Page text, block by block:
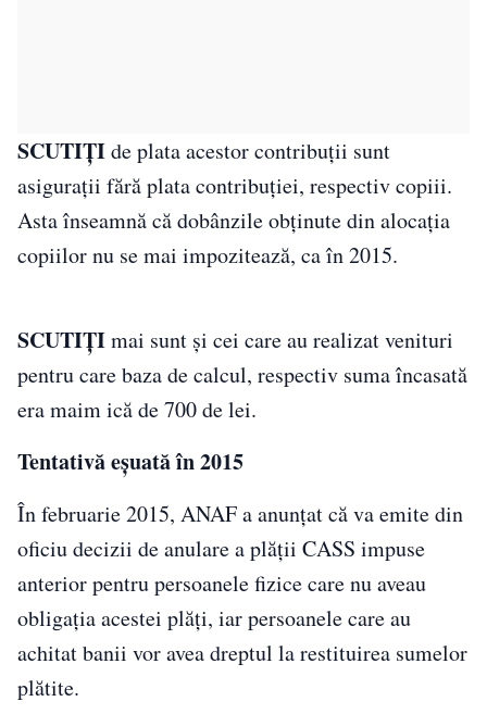
SCUTIŢIde plata acestor contribuţii sunt
asiguraţii fără plata contribuţiei, respectiv copiii.
Asta înseamnă că dobânzile obţinute din alocaţia
copiilor nu se mai impozitează, ca în 2015.
SCUTIŢImai sunt şi cei care au realizat venituri
pentru care baza de calcul, respectiv suma încasată
era maim ică de 700 de lei.
Tentativă eşuată în 2015
În februarie 2015, ANAF a anunţat că va emite din
oficiu decizii de anulare a plăţii CASS impuse
anterior pentru persoanele fizice care nu aveau
obligaţia acestei plăţi, iar persoanele care au
achitat banii vor avea dreptul la restituirea sumelor
plătite.